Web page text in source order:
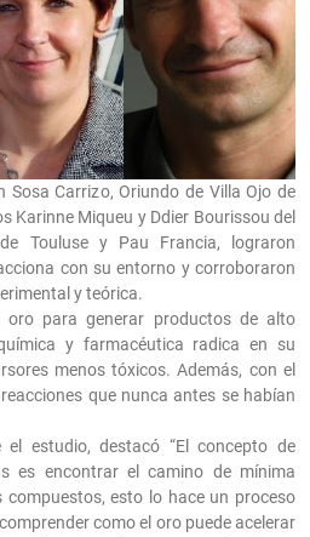
Sosa Carrizo, Oriundo de Villa Ojo de
Karinne Miqueu y Ddier Bourissou del
Touluse y Pau Francia, lograron
con su entorno y corroboraron
y teórica.
para generar productos de alto
y farmacéutica radica en su
menos tóxicos. Además, con el
que nunca antes se habían
el estudio, destacó “El concepto de
es encontrar el camino de mínima
compuestos, esto lo hace un proceso
como el oro puede acelerar